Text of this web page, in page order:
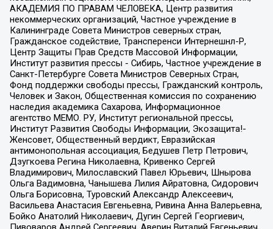
АКАДЕМИЯ ПО ПРАВАМ ЧЕЛОВЕКА, Центр развития
некоммерческих организаций, Частное учреждение в
Калининграде Совета Министров северных стран,
Гражданское содействие, Трансперенси Интернешнл-Р,
Центр Защиты Прав Средств Массовой Информации,
Институт развития прессы - Сибирь, Частное учреждение в
Санкт-Петербурге Совета Министров Северных Стран,
Фонд поддержки свободы прессы, Гражданский контроль,
Человек и Закон, Общественная комиссия по сохранению
наследия академика Сахарова, Информационное
агентство МЕМО. РУ, Институт региональной прессы,
Институт Развития Свободы Информации, Экозащита!-
Женсовет, Общественный вердикт, Евразийская
антимонопольная ассоциация, Бедушев Петр Петрович,
Дзугкоева Регина Николаевна, Кривенко Сергей
Владимирович, Милославский Павел Юрьевич, Шнырова
Ольга Вадимовна, Чанышева Лилия Айратовна, Сидорович
Ольга Борисовна, Туровский Александр Алексеевич,
Васильева Анастасия Евгеньевна, Ривина Анна Валерьевна,
Бойко Анатолий Николаевич, Дугин Сергей Георгиевич,